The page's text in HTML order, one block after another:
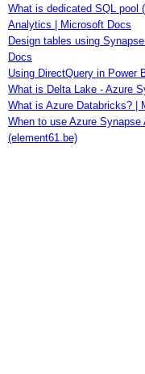
What is dedicated SQL pool
Analytics | Microsoft Docs
Design tables using
Docs
Using DirectQuery in Power
What is Delta Lake - Azure
What is Azure Databricks? |
When to use Azure
(element61.be)